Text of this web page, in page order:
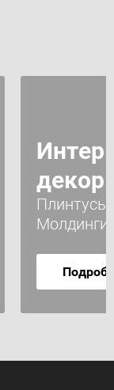
декор
Молдинги